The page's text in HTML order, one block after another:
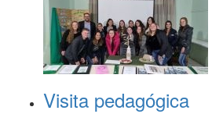
Visita pedagógica